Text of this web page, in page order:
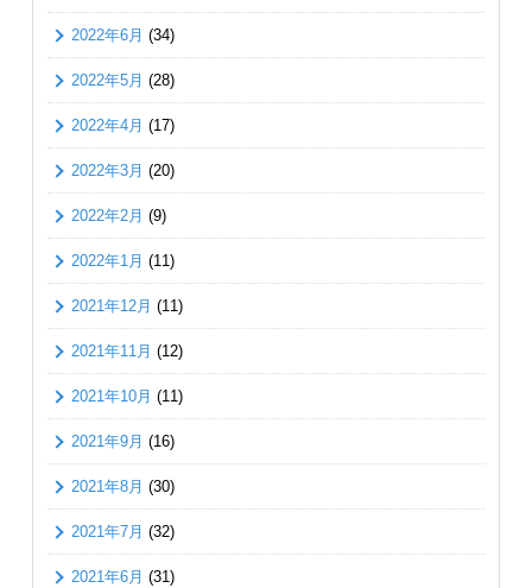
2022年6月 (34)
2022年5月 (28)
2022年4月 (17)
2022年3月 (20)
2022年2月 (9)
2022年1月 (11)
2021年12月 (11)
2021年11月 (12)
2021年10月 (11)
2021年9月 (16)
2021年8月 (30)
2021年7月 (32)
2021年6月 (31)